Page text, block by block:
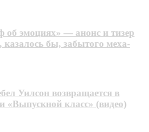
эмоциях» — анонс и тизер
казалось бы, забытого меха-
Уилсон возвращается в
«Выпускной класс» (видео)